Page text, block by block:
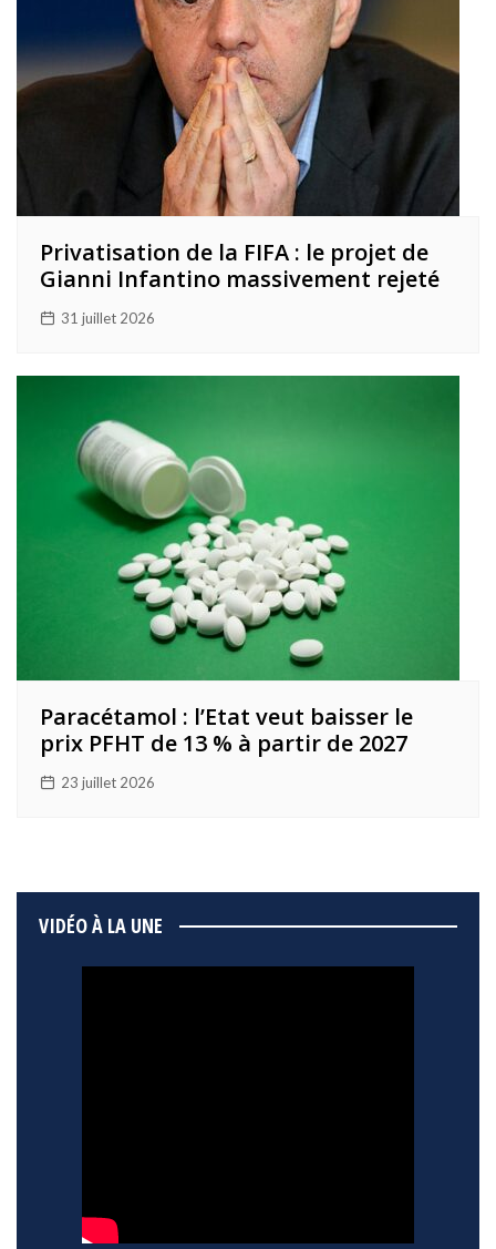
Privatisation de la FIFA : le projet de
Gianni Infantino massivement rejeté
31 juillet 2026
Paracétamol : l’Etat veut baisser le
prix PFHT de 13 % à partir de 2027
23 juillet 2026
VIDÉO À LA UNE